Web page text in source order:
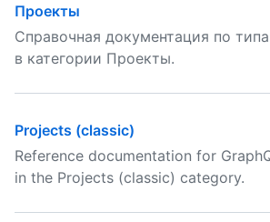
Проекты
Справочная документация по
в категории Проекты.
Projects (classic)
Reference documentation for
in the Projects (classic) category.